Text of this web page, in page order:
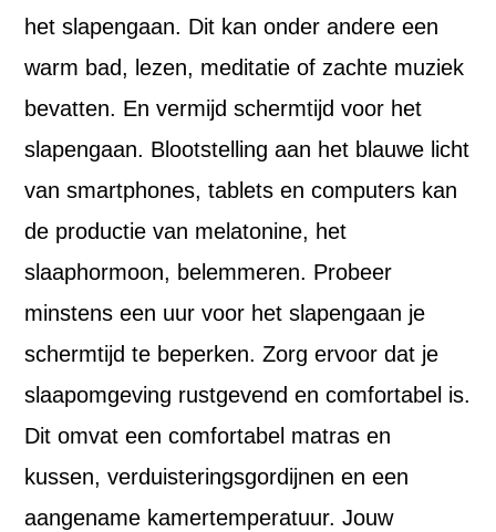
het slapengaan. Dit kan onder andere een
warm bad, lezen, meditatie of zachte muziek
bevatten. En vermijd schermtijd voor het
slapengaan. Blootstelling aan het blauwe licht
van smartphones, tablets en computers kan
de productie van melatonine, het
slaaphormoon, belemmeren. Probeer
minstens een uur voor het slapengaan je
schermtijd te beperken. Zorg ervoor dat je
slaapomgeving rustgevend en comfortabel is.
Dit omvat een comfortabel matras en
kussen, verduisteringsgordijnen en een
aangename kamertemperatuur. Jouw